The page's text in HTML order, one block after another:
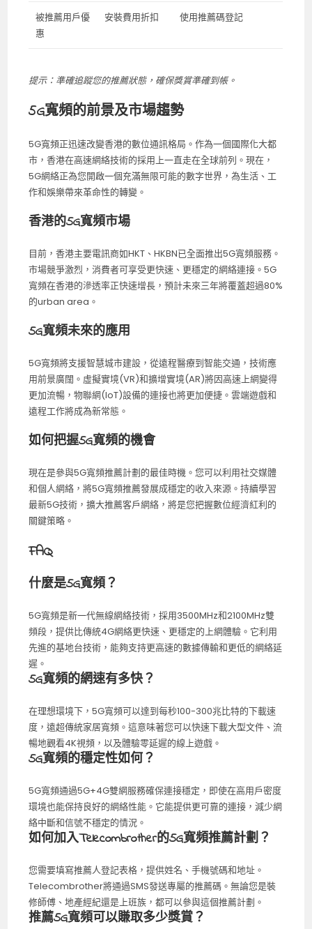
被推薦用戶優
惠
安裝費用折扣 使用推薦碼登記
提示：準確追蹤您的推薦狀態，確保獎賞準確到帳。
5G寬頻的前景及市場趨勢
5G寬頻正迅速改變香港的數位通訊格局。作為一個國際化大都
市，香港在高速網絡技術的採用上一直走在全球前列。現在，
5G網絡正為您開啟一個充滿無限可能的數字世界，為生活、工
作和娛樂帶來革命性的轉變。
香港的5G寬頻市場
目前，香港主要電訊商如HKT、HKBN已全面推出5G寬頻服務。
市場競爭激烈，消費者可享受更快速、更穩定的網絡連接。5G
寬頻在香港的滲透率正快速增長，預計未來三年將覆蓋超過80%
的urban area。
5G寬頻未來的應用
5G寬頻將支援智慧城市建設，從遠程醫療到智能交通，技術應
用前景廣闊。虛擬實境(VR)和擴增實境(AR)將因高速上網變得
更加流暢，物聯網(IoT)設備的連接也將更加便捷。雲端遊戲和
遠程工作將成為新常態。
如何把握5G寬頻的機會
現在是參與5G寬頻推薦計劃的最佳時機。您可以利用社交媒體
和個人網絡，將5G寬頻推薦發展成穩定的收入來源。持續學習
最新5G技術，擴大推薦客戶網絡，將是您把握數位經濟紅利的
關鍵策略。
FAQ
什麼是5G寬頻？
5G寬頻是新一代無線網絡技術，採用3500MHz和2100MHz雙
頻段，提供比傳統4G網絡更快速、更穩定的上網體驗。它利用
先進的基地台技術，能夠支持更高速的數據傳輸和更低的網絡延
遲。
5G寬頻的網速有多快？
在理想環境下，5G寬頻可以達到每秒100-300兆比特的下載速
度，遠超傳統家居寬頻。這意味著您可以快速下載大型文件、流
暢地觀看4K視頻，以及體驗零延遲的線上遊戲。
5G寬頻的穩定性如何？
5G寬頻通過5G+4G雙網服務確保連接穩定，即使在高用戶密度
環境也能保持良好的網絡性能。它能提供更可靠的連接，減少網
絡中斷和信號不穩定的情況。
如何加入Telecombrother的5G寬頻推薦計劃？
您需要填寫推薦人登記表格，提供姓名、手機號碼和地址。
Telecombrother將通過SMS發送專屬的推薦碼。無論您是裝
修師傅、地產經紀還是上班族，都可以參與這個推薦計劃。
推薦5G寬頻可以賺取多少獎賞？